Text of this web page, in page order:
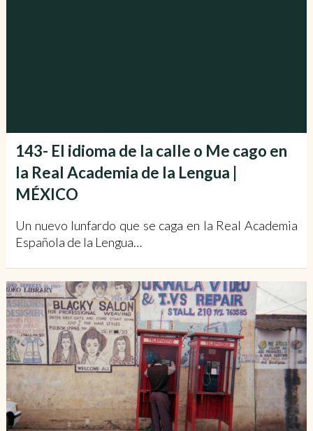
143- El idioma de la calle o Me cago en
la Real Academia de la Lengua |
MÉXICO
Un nuevo lunfardo que se caga en la Real Academia
Española de la Lengua…